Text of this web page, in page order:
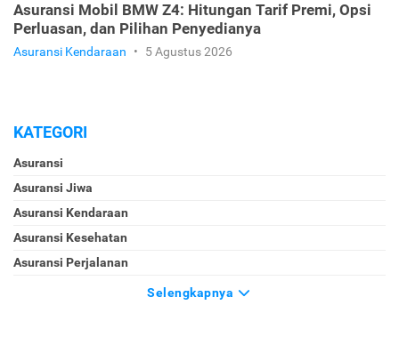
Asuransi Mobil BMW Z4: Hitungan Tarif Premi, Opsi
Perluasan, dan Pilihan Penyedianya
Asuransi Kendaraan • 5 Agustus 2026
KATEGORI
Asuransi
Asuransi Jiwa
Asuransi Kendaraan
Asuransi Kesehatan
Asuransi Perjalanan
Selengkapnya